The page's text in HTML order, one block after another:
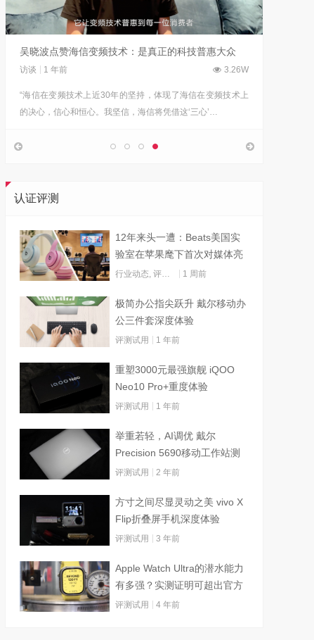
吴晓波点赞海信变频技术：是真正的科技普惠大众
访谈 1 年前 3.26W
“海信在变频技术上近30年的坚持，体现了海信在变频技术上
的决心，信心和恒心。我坚信，海信将凭借这‘三心’…
认证评测
12年来头一遭：Beats美国实
验室在苹果麾下首次对媒体亮
灯
行业动态 评测试用 1 周前
极简办公指尖跃升 戴尔移动办
公三件套深度体验
评测试用 1 年前
重塑3000元最强旗舰 iQOO
Neo10 Pro+重度体验
评测试用 1 年前
举重若轻，AI调优 戴尔
Precision 5690移动工作站测
试
评测试用 2 年前
方寸之间尽显灵动之美 vivo X
Flip折叠屏手机深度体验
评测试用 3 年前
Apple Watch Ultra的潜水能力
有多强？实测证明可超出官方
标称值
评测试用 4 年前